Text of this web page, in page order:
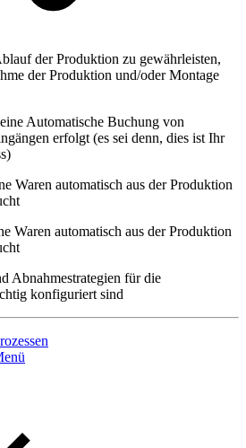
der Produktion zu gewährleisten,
der Produktion und/oder Montage
Automatische Buchung von
erfolgt (es sei denn, dies ist Ihr
Waren automatisch aus der Produktion
Waren automatisch aus der Produktion
Abnahmestrategien für die
konfiguriert sind